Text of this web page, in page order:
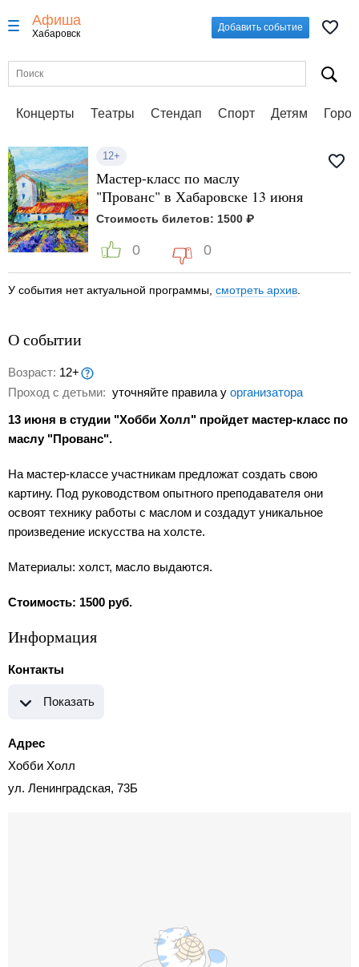
Афиша
Хабаровск
Добавить событие
Концерты Театры Стендап Спорт Детям
12+
Мастер-класс по маслу
"Прованс" в Хабаровске 13 июня
Стоимость билетов: 1500 ₽
0 0
У события нет актуальной программы, смотреть архив
О событии
Возраст: 12+
Проход с детьми: уточняйте правила у организатора
13 июня в студии "Хобби Холл" пройдет мастер-класс по
маслу "Прованс".
На мастер-классе участникам предложат создать свою
картину. Под руководством опытного преподавателя они
освоят технику работы с маслом и создадут уникальное
произведение искусства на холсте.
Материалы: холст, масло выдаются.
Стоимость: 1500 руб.
Информация
Контакты
Показать
Адрес
Хобби Холл
ул. Ленинградская, 73Б